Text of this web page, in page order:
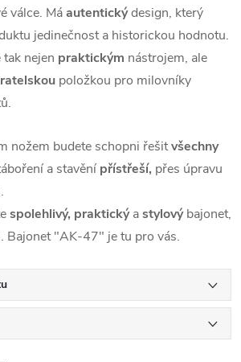
válce. Máautentickýdesign, který
jedinečnost a historickou hodnotu.
nejen praktickým nástrojem, ale
položkou pro milovníky
nožem budete schopni řešitvšechny
a stavění přístřeší, přes úpravu
.
spolehlivý, praktickýastylovýbajonet,
Bajonet "AK-47" je tu pro vás.